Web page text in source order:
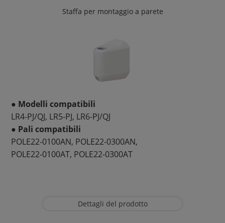
Staffa per montaggio a parete
● Modelli compatibili
LR4-PJ/QJ, LR5-PJ, LR6-PJ/QJ
● Pali compatibili
POLE22-0100AN, POLE22-0300AN,
POLE22-0100AT, POLE22-0300AT
Dettagli del prodotto